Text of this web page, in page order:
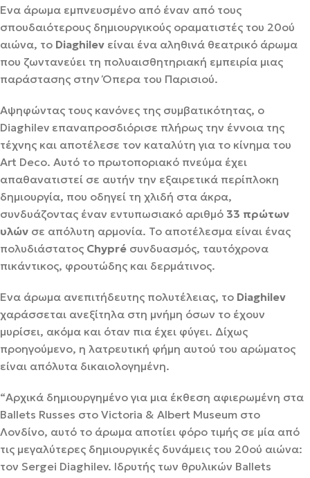
Ένα άρωμα εμπνευσμένο από έναν από τους
σπουδαιότερους δημιουργικούς οραματιστές του 20ού
αιώνα, το Diaghilev είναι ένα αληθινά θεατρικό άρωμα
που ζωντανεύει τη πολυαισθητηριακή εμπειρία μιας
παράστασης στην Όπερα του Παρισιού.
Αψηφώντας τους κανόνες της συμβατικότητας, ο
Diaghilev επαναπροσδιόρισε πλήρως την έννοια της
τέχνης και αποτέλεσε τον καταλύτη για το κίνημα του
Art Deco. Αυτό το πρωτοποριακό πνεύμα έχει
απαθανατιστεί σε αυτήν την εξαιρετικά περίπλοκη
δημιουργία, που οδηγεί τη χλιδή στα άκρα,
συνδυάζοντας έναν εντυπωσιακό αριθμό 33 πρώτων
υλών σε απόλυτη αρμονία. Το αποτέλεσμα είναι ένας
πολυδιάστατος Chypré συνδυασμός, ταυτόχρονα
πικάντικος, φρουτώδης και δερμάτινος.
Ένα άρωμα ανεπιτήδευτης πολυτέλειας, το Diaghilev
χαράσσεται ανεξίτηλα στη μνήμη όσων το έχουν
μυρίσει, ακόμα και όταν πια έχει φύγει. Δίχως
προηγούμενο, η λατρευτική φήμη αυτού του αρώματος
είναι απόλυτα δικαιολογημένη.
“Αρχικά δημιουργημένο για μια έκθεση αφιερωμένη στα
Ballets Russes στο Victoria & Albert Museum στο
Λονδίνο, αυτό το άρωμα αποτίει φόρο τιμής σε μία από
τις μεγαλύτερες δημιουργικές δυνάμεις του 20ού αιώνα:
τον Sergei Diaghilev. Ιδρυτής των θρυλικών Ballets